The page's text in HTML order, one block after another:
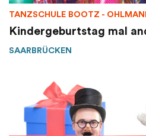
TANZSCHULE BOOTZ -
Kindergeburtstag mal
SAARBRÜCKEN